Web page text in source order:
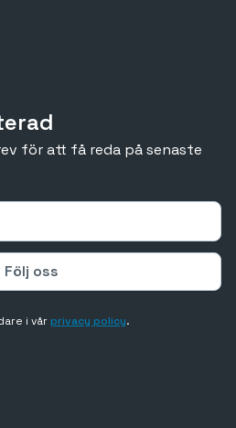
för att få reda på senaste
i vårprivacy policy.